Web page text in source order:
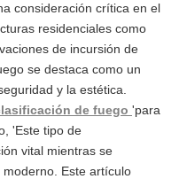
consideración crítica en el
residenciales como
de incursión de
se destaca como un
y la estética.
de fuego 'para
'Este tipo de
vital mientras se
Este artículo